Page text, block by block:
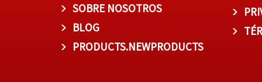
SOBRE NOSOTROS
BLOG
PRODUCTS.NEWPRODUCTS